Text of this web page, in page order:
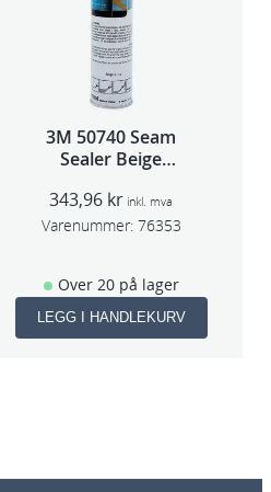
3M 50740 Seam
Sealer Beige
343,96 kr inkl. mva
Varenummer: 76353
Over 20 på lager
LEGG I HANDLEKURV